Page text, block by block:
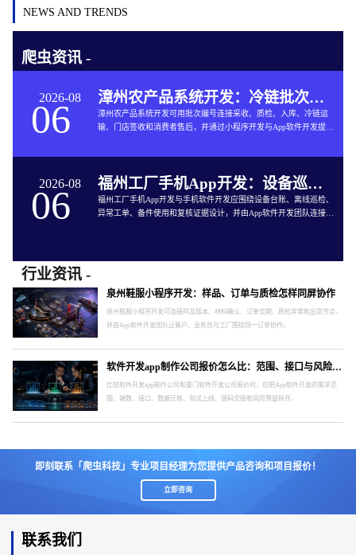
NEWS AND TRENDS
爬虫资讯 -
2026-08
06 漳州农产品系统开发：冷链批次如何连接仓储与售后
漳州农产品系统开发可用批次编号连接采收、质检、入库、冷链运
输、门店签收和消费者售后，并通过小程序开发与App软件开发提供
2026-08
06 福州工厂手机App开发：设备巡检如何兼顾离线与追责
福州工厂手机App开发与手机软件开发应围绕设备台账、离线巡检、
异常工单、备件使用和复核证据设计，并由App软件开发团队连接生
行业资讯 -
泉州鞋服小程序开发：样品、订单与质检怎样同屏协作
泉州鞋服小程序开发可连接样品版本、材料确认、订单交期、质检异常和出货节点，
并由App软件开发团队让客户、业务员与工厂围绕同一订单协作。
软件开发app制作公司报价怎么比：范围、接口与风险要分开
比较软件开发app制作公司和厦门软件开发公司报价时，应把App软件开发的需求范
围、端数、接口、数据迁移、测试上线、源码交接和风险预留拆开。
即刻联系「爬虫科技」专业项目经理为您提供产品咨询和项目报价！
立即咨询
联系我们